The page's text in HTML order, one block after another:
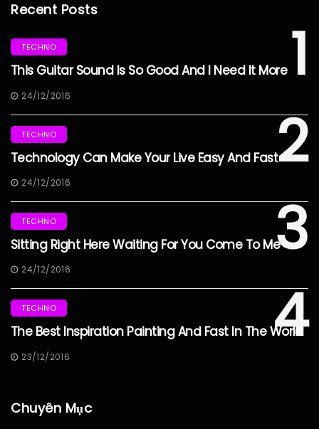
Recent Posts
1
TECHNO
This Guitar Sound Is So Good And I Need It More
24/12/2016
2
TECHNO
Technology Can Make Your Live Easy And Fast
24/12/2016
3
TECHNO
Sitting Right Here Waiting For You Come To Me
24/12/2016
4
TECHNO
The Best Inspiration Painting And Fast In The World
23/12/2016
Chuyên Mục